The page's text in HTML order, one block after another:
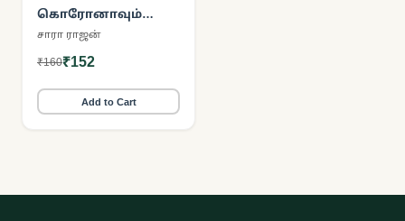
கொரோனாவும்
உலகப் பொருளாதார
சாரா ராஜன்
₹160₹152
Add to Cart